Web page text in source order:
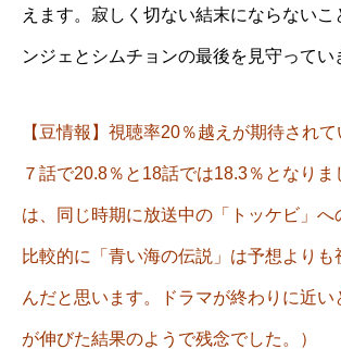
えます。寂しく切ない結末にならないこ
ンジェとシムチョンの最後を見守ってい
【豆情報】視聴率20％越えが期待されて
７話で20.8％と18話では18.3％となり
は、同じ時期に放送中の「トッケビ」へ
比較的に「青い海の伝説」は予想よりも
んだと思います。ドラマが終わりに近い
が伸びた結果のようで残念でした。）